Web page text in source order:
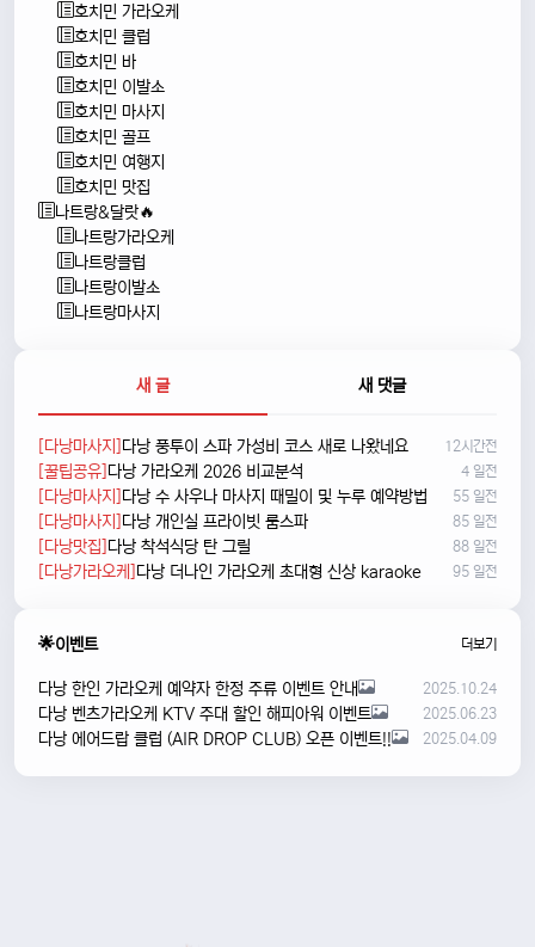
호치민 가라오케
호치민 클럽
호치민 바
호치민 이발소
호치민 마사지
호치민 골프
호치민 여행지
호치민 맛집
나트랑&달랏🔥
나트랑가라오케
나트랑클럽
나트랑이발소
나트랑마사지
새 글 새 댓글
[다낭마사지]다낭 풍투이 스파 가성비 코스 새로 나왔네요 12시간전
[꿀팁공유]다낭 가라오케 2026 비교분석 4 일전
[다낭마사지]다낭 수 사우나 마사지 때밀이 및 누루 예약방법 55 일전
[다낭마사지]다낭 개인실 프라이빗 룸스파 85 일전
[다낭맛집]다낭 착석식당 탄 그릴 88 일전
[다낭가라오케]다낭 더나인 가라오케 초대형 신상 karaoke 95 일전
🌟이벤트 더보기
다낭 한인 가라오케 예약자 한정 주류 이벤트 안내 2025.10.24
다낭 벤츠가라오케 KTV 주대 할인 해피아워 이벤트 2025.06.23
다낭 에어드랍 클럽 (AIR DROP CLUB) 오픈 이벤트!! 2025.04.09